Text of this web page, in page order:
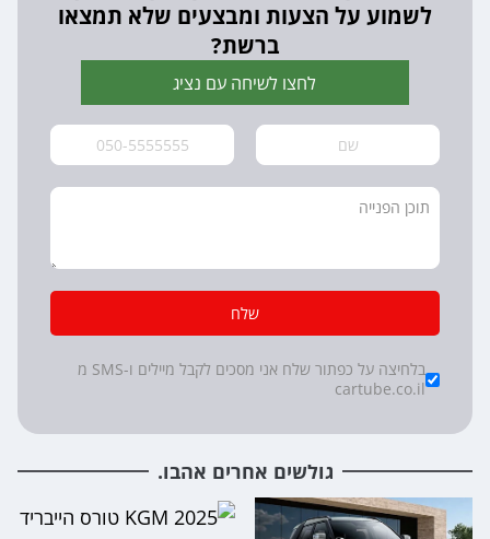
לשמוע על הצעות ומבצעים שלא תמצאו
ברשת?
לחצו לשיחה עם נציג
שלח
Checkboxes
*
בלחיצה על כפתור שלח אני מסכים לקבל מיילים ו-SMS מ
cartube.co.il
גולשים אחרים אהבו.